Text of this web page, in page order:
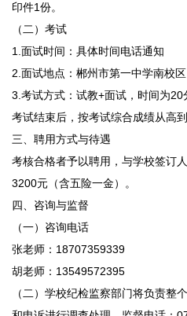
印件1份。
（二）考试
1.面试时间：具体时间电话通知
2.面试地点：郴州市第一中学南校区
3.考试方式：试教+面试，时间为20
考试结束后，按考试综合成绩从高到
三、聘用方式与待遇
考核合格者予以聘用，与学校签订
3200元（含五险一金）。
四、咨询与监督
（一）咨询电话
张老师：18707359339
胡老师：13549572395
（二）学校纪检监察部门将负责整